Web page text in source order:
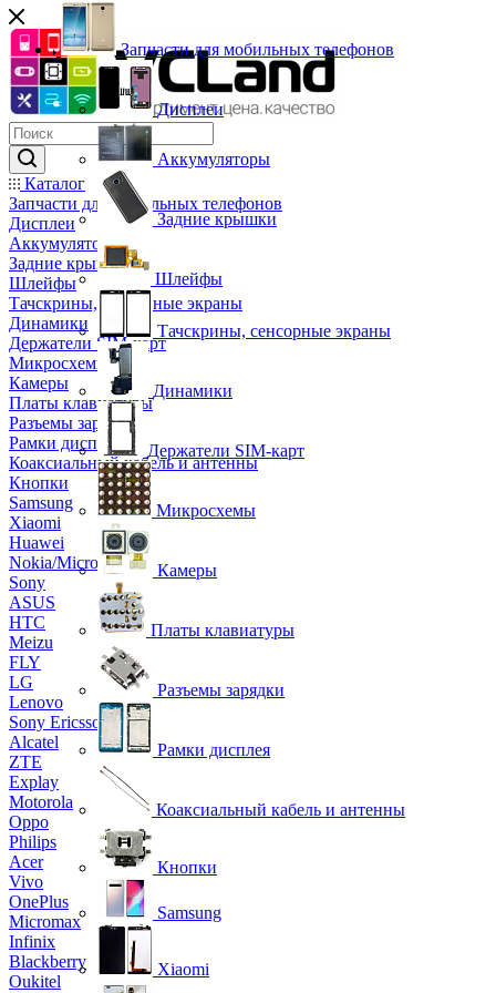
Каталог
Запчасти для мобильных телефонов
Дисплеи
Аккумуляторы
Задние крышки
Шлейфы
Тачскрины, сенсорные экраны
Динамики
Держатели SIM-карт
Микросхемы
Камеры
Платы клавиатуры
Разъемы зарядки
Рамки дисплея
Коаксиальный кабель и антенны
Кнопки
Samsung
Xiaomi
Huawei
Nokia/Microsoft
Sony
ASUS
HTC
Meizu
FLY
LG
Lenovo
Sony Ericsson
Alcatel
ZTE
Explay
Motorola
Oppo
Philips
Acer
Vivo
OnePlus
Micromax
Infinix
Blackberry
Oukitel
Запчасти для мобильных телефонов
Дисплеи
Аккумуляторы
Задние крышки
Шлейфы
Тачскрины, сенсорные экраны
Динамики
Держатели SIM-карт
Микросхемы
Камеры
Платы клавиатуры
Разъемы зарядки
Рамки дисплея
Коаксиальный кабель и антенны
Кнопки
Samsung
Xiaomi